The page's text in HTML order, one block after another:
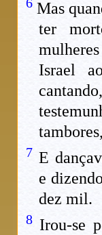
Mas
ter
Israel
7 E
e
dez mil.
8 Irou-se